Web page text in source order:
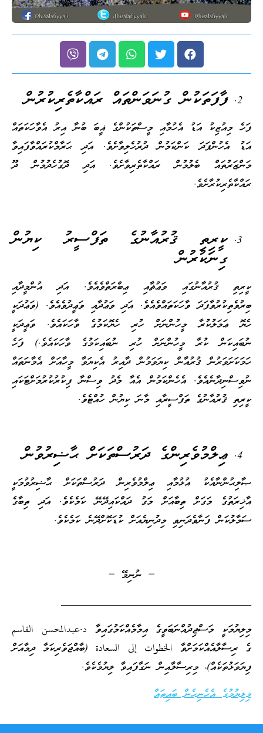
ފާފަތަކުން ގުނަވަންތައް ރައްކާތެރިކުރުން
ފަހެ މިއުޒިކު އަޑު އެހުމާއި މީސްތަކުންގެ ޣީބަ ބުނާ އިރު އެވާހަކަތައް
އަޑު އެހުންފަދަ ކަންކަމުން ދުރުހެލިވާށެވެ. އަދި ޙަރާމްކުރައްވާފައިވާ
މަންޒަރުތައް ބެލުމުން ރައްކާތެރިވާށެވެ. އަދި ދޮގުހެދުމުން ދޫ
ރައްކާތެރިކުރާށެވެ.
ކީރިތި ޤުރުއާނުގެ ތަފްސީރު ކިޔުން
ގިނަކުރުން
ކީރިތި ޤުރުއާނުގައި ވަޢުޡާއި ޢިބްރަތްވެއެވެ. އަދި އުންމީދާއި
ބިރުވެތިކުރުވާފަދަ ވާހަކަތައްވެއެވެ. އަދި ވަޢުދާއި ވަޢީދުވެއެވެ. (ވަޢުދަކީ
ހެޔޮ ޢަމަލުކުރާ މީހުންނަށް ހުރި ހެޔޮކަމުގެ ވާހަކައެވެ. ވަޢީދަކީ
ނުބައިކަން ކުރާ މީހުންނަށް ހުރި ނުބައިކަމުގެ ވާހަކައެވެ.) ފަހެ
ހަމަކަށަވަރުން ޤުރުއާން ކިޔަވަމުން ދާއިރު އެކިޔަވާ މީހާއަށް އެމާނަތައް
ނުވިސްނިދާނެއެވެ. އެހެންކަމުން އެއާ މެދު ވިސްނާ ފިކުރުކުރުމަށްޓަކައި
ކީރިތި ޤުރުއާނުގެ ތަފްސީރާއި މާނަ ކިޔުން ހުއްޓެވެ.
ޢިލްމުވެރިންގެ ދަރުސްތަކަށް ޙާޟިރުވުން
ޞާލިޙުންނާއެކު އުޅުމާއި ޢިލްމުވެރިން ދަރުސްތަކަށް ޙާޟިރުވުމަކީ
އާޚިރަތުގެ މަގަށް ތިބާއަށް މަގު ދައްކައިދޭނޭ ކަމެކެވެ. އަދި ތިބާގެ
ސަމާލުކަން ފަނާވެދަނިވި މިދުނިޔެއަށް ކުޑަކޮށްދޭނެ ކަމެކެވެ.
= ނުނިމޭ =
____________________________________
މިލިޔުމަކީ މަސްޖިދުއްނަބަވީގެ އިމާމެއްކަމުގައިވާ د.عبدالمحسن القاسم
ގެ ރިސާލާއެއްކަމަށްވާ الخطوات إلى السعادة (ބާއްޖަވެރިކަމާ ދިމާއަށް
ފިޔަވަޅުތަކެއް)، މިރިސާލާއިން ނަގާފައިވާ ލިޔުމެކެވެ.
މިލިޔުމުގެ އެހެނިހެން ބައިތައް